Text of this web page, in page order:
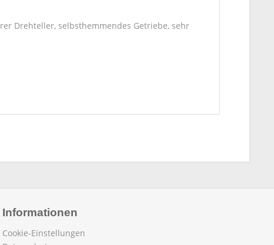
Drehteller, selbsthemmendes Getriebe, sehr
Informationen
Cookie-Einstellungen